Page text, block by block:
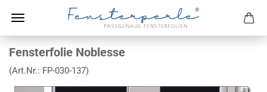
Fensterfolie Noblesse
(Art.Nr.: FP-030-137)